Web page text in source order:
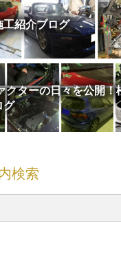
工紹介ブログ
クターの日々を公開！
グ
検索